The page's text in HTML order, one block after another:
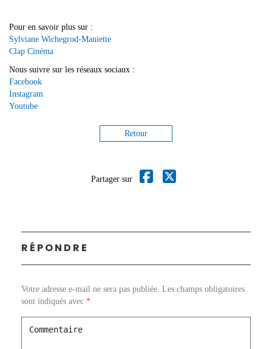
Pour en savoir plus sur :
Sylviane Wichegrod-Maniette
Clap Cinéma
Nous suivre sur les réseaux sociaux :
Facebook
Instagram
Youtube
Retour
Partager sur
RÉPONDRE
Votre adresse e-mail ne sera pas publiée. Les champs obligatoires
sont indiqués avec *